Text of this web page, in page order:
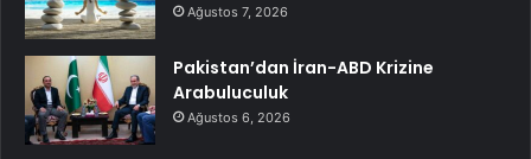
Ağustos 7, 2026
Pakistan’dan İran-ABD Krizine
Arabuluculuk
Ağustos 6, 2026